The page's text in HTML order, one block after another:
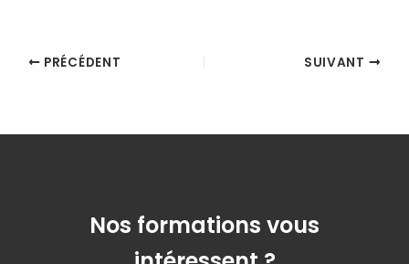
PRÉCÉDENT SUIVANT
Nos formations vous